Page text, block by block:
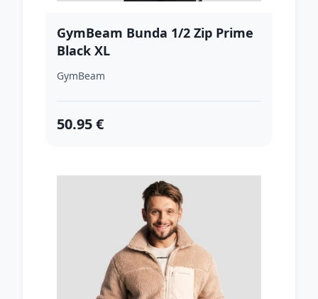
GymBeam Bunda 1/2 Zip Prime
Black XL
GymBeam
50.95 €